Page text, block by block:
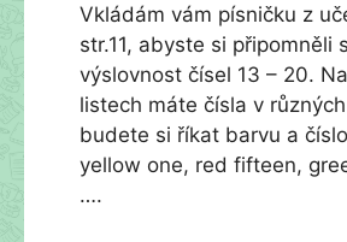
Vkládám vám písničku z
str.11, abyste si připomněli
výslovnost čísel 13 – 20.
listech máte čísla v
budete si říkat barvu a
yellow one, red fifteen,
….